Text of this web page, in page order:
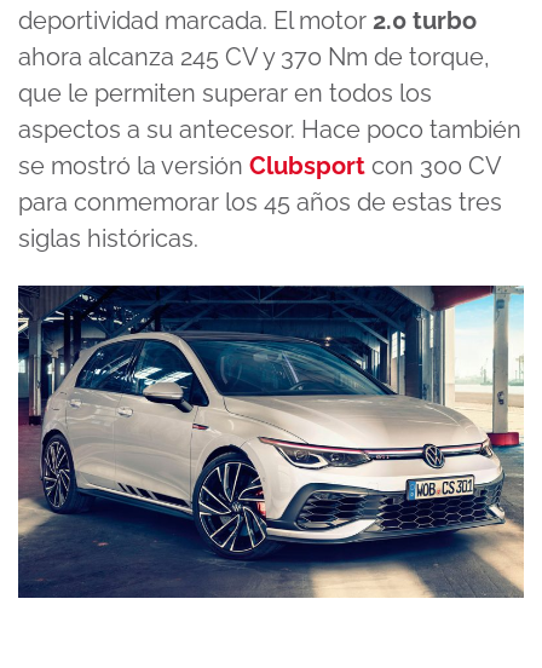
deportividad marcada. El motor 2.0 turbo
ahora alcanza 245 CV y 370 Nm de torque,
que le permiten superar en todos los
aspectos a su antecesor. Hace poco también
se mostró la versión Clubsport con 300 CV
para conmemorar los 45 años de estas tres
siglas históricas.